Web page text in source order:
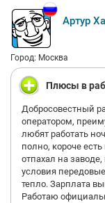
Артур
Город: Москва
Плюсы в
Добросовестный
оператором,
любят работать
полно, короче
отпахал на
условия
тепло. Зарплата
Работаю